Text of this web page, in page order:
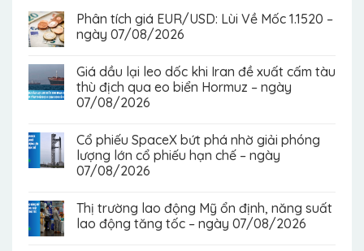
Phân tích giá EUR/USD: Lùi Về Mốc 1.1520 –
ngày 07/08/2026
Giá dầu lại leo dốc khi Iran đề xuất cấm tàu
thù địch qua eo biển Hormuz – ngày
07/08/2026
Cổ phiếu SpaceX bứt phá nhờ giải phóng
lượng lớn cổ phiếu hạn chế – ngày
07/08/2026
Thị trường lao động Mỹ ổn định, năng suất
lao động tăng tốc – ngày 07/08/2026